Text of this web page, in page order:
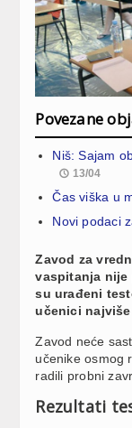
Povezane
Niš: Sajam
13/04
Čas viška u
Novi podaci
Zavod za
vaspitanja nije
su urađeni
učenici
Zavod neće
učenike osmog
radili probni
Rezultati